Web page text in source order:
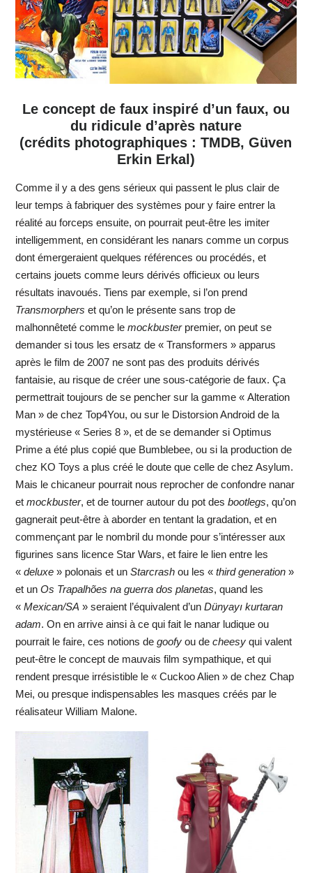
Le concept de faux inspiré d’un faux, ou
du ridicule d’après nature
(crédits photographiques : TMDB, Güven
Erkin Erkal)
Comme il y a des gens sérieux qui passent le plus clair de
leur temps à fabriquer des systèmes pour y faire entrer la
réalité au forceps ensuite, on pourrait peut-être les imiter
intelligemment, en considérant les nanars comme un corpus
dont émergeraient quelques références ou procédés, et
certains jouets comme leurs dérivés officieux ou leurs
résultats inavoués. Tiens par exemple, si l’on prend
Transmorphers et qu’on le présente sans trop de
malhonnêteté comme le mockbusterpremier, on peut se
demander si tous les ersatz de « Transformers » apparus
après le film de 2007 ne sont pas des produits dérivés
fantaisie, au risque de créer une sous-catégorie de faux. Ça
permettrait toujours de se pencher sur la gamme « Alteration
Man » de chez Top4You, ou sur le Distorsion Android de la
mystérieuse « Series 8 », et de se demander si Optimus
Prime a été plus copié que Bumblebee, ou si la production de
chez KO Toys a plus créé le doute que celle de chez Asylum.
Mais le chicaneur pourrait nous reprocher de confondre nanar
et mockbuster, et de tourner autour du pot des bootlegs, qu’on
gagnerait peut-être à aborder en tentant la gradation, et en
commençant par le nombril du monde pour s’intéresser aux
figurines sans licence Star Wars, et faire le lien entre les
« deluxe» polonais et un Starcrashou les « third generation»
et un Os Trapalhões na guerra dos planetas, quand les
« Mexican/SA » seraient l’équivalent d’un Dünyayı kurtaran
adam. On en arrive ainsi à ce qui fait le nanar ludique ou
pourrait le faire, ces notions de goofyou de cheesyqui valent
peut-être le concept de mauvais film sympathique, et qui
rendent presque irrésistible le « Cuckoo Alien » de chez Chap
Mei, ou presque indispensables les masques créés par le
réalisateur William Malone.